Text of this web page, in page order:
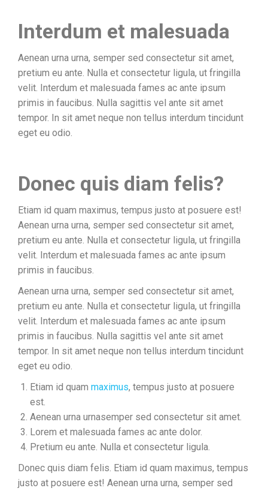
Interdum et malesuada
Aenean urna urna, semper sed consectetur sit amet,
pretium eu ante. Nulla et consectetur ligula, ut fringilla
velit. Interdum et malesuada fames ac ante ipsum
primis in faucibus. Nulla sagittis vel ante sit amet
tempor. In sit amet neque non tellus interdum tincidunt
eget eu odio.
Donec quis diam felis?
Etiam id quam maximus, tempus justo at posuere est!
Aenean urna urna, semper sed consectetur sit amet,
pretium eu ante. Nulla et consectetur ligula, ut fringilla
velit. Interdum et malesuada fames ac ante ipsum
primis in faucibus.
Aenean urna urna, semper sed consectetur sit amet,
pretium eu ante. Nulla et consectetur ligula, ut fringilla
velit. Interdum et malesuada fames ac ante ipsum
primis in faucibus. Nulla sagittis vel ante sit amet
tempor. In sit amet neque non tellus interdum tincidunt
eget eu odio.
Etiam id quam maximus, tempus justo at posuere
est.
Aenean urna urnasemper sed consectetur sit amet.
Lorem et malesuada fames ac ante dolor.
Pretium eu ante. Nulla et consectetur ligula.
Donec quis diam felis. Etiam id quam maximus, tempus
justo at posuere est! Aenean urna urna, semper sed